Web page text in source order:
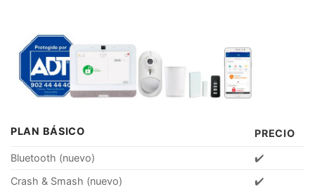
PLAN BÁSICO PRECIO
Bluetooth (nuevo)
✔️
Crash & Smash (nuevo)
✔️